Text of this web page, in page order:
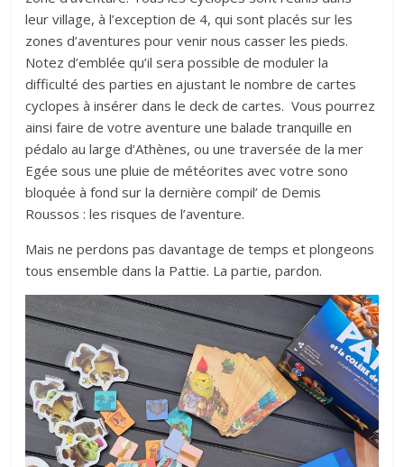
leur village, à l’exception de 4, qui sont placés sur les
zones d’aventures pour venir nous casser les pieds.
Notez d’emblée qu’il sera possible de moduler la
difficulté des parties en ajustant le nombre de cartes
cyclopes à insérer dans le deck de cartes. Vous pourrez
ainsi faire de votre aventure une balade tranquille en
pédalo au large d’Athènes, ou une traversée de la mer
Egée sous une pluie de météorites avec votre sono
bloquée à fond sur la dernière compil’ de Demis
Roussos : les risques de l’aventure.
Mais ne perdons pas davantage de temps et plongeons
tous ensemble dans la Pattie. La partie, pardon.